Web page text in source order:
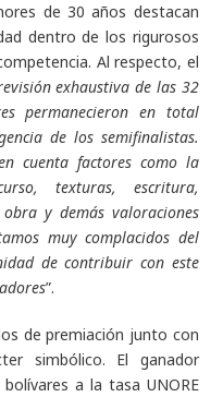
de 30 años destacan
dentro de los rigurosos
Al respecto, el
exhaustiva de las 32
permanecieron en total
de los semifinalistas.
cuenta factores como la
texturas, escritura,
y demás valoraciones
muy complacidos del
de contribuir con este
”.
de premiación junto con
simbólico. El ganador
a la tasa UNORE